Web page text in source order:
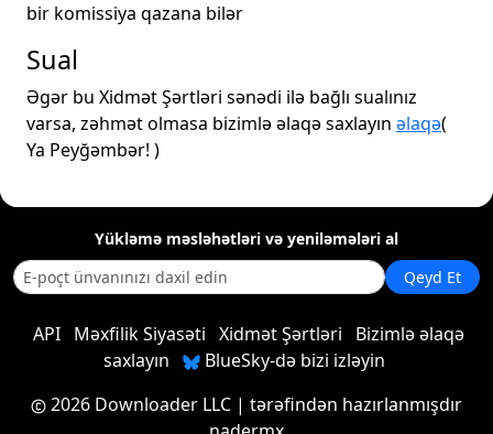
bir komissiya qazana bilər
Sual
Əgər bu Xidmət Şərtləri sənədi ilə bağlı sualınız
varsa, zəhmət olmasa bizimlə əlaqə saxlayın əlaqə(
Ya Peyğəmbər! )
Yükləmə məsləhətləri və yeniləmələri al
Qeyd Et
API Məxfilik Siyasəti Xidmət Şərtləri
Bizimlə əlaqə
saxlayın
BlueSky-də bizi izləyin
2026 Downloader LLC | tərəfindən hazırlanmışdır